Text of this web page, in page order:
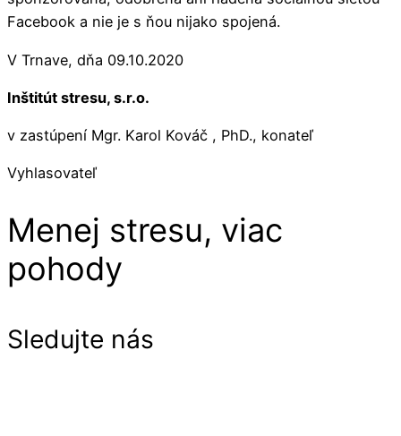
Facebook a nie je s ňou nijako spojená.
V Trnave, dňa 09.10.2020
Inštitút stresu, s.r.o.
v zastúpení Mgr. Karol Kováč , PhD., konateľ
Vyhlasovateľ
Menej stresu, viac
pohody
Sledujte nás